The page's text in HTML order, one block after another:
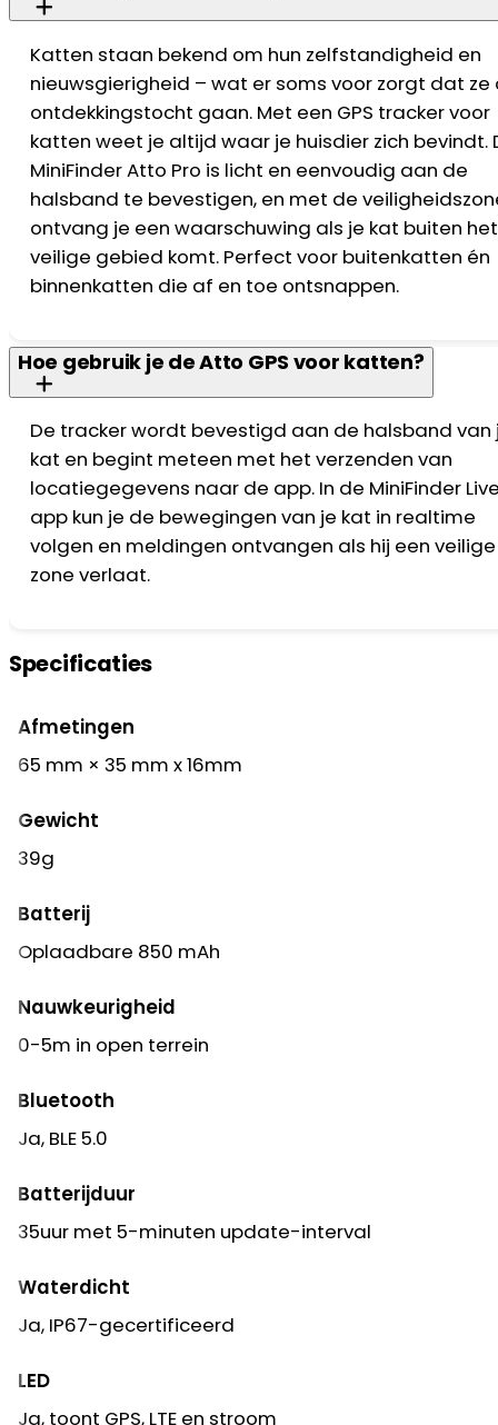
Katten staan bekend om hun zelfstandigheid en
nieuwsgierigheid – wat er soms voor zorgt dat ze
ontdekkingstocht gaan. Met een GPS tracker voor
katten weet je altijd waar je huisdier zich bevindt.
MiniFinder Atto Pro is licht en eenvoudig aan de
halsband te bevestigen, en met de
ontvang je een waarschuwing als je kat buiten het
veilige gebied komt. Perfect voor buitenkatten én
binnenkatten die af en toe ontsnappen.
Hoe gebruik je de Atto GPS voor katten?
De tracker wordt bevestigd aan de halsband van
kat en begint meteen met het verzenden van
locatiegegevens naar de app. In de MiniFinder
app kun je de bewegingen van je kat in realtime
volgen en meldingen ontvangen als hij een veilige
zone verlaat.
Specificaties
Afmetingen
65 mm × 35 mm x 16mm
Gewicht
39g
Batterij
Oplaadbare 850 mAh
Nauwkeurigheid
0-5m in open terrein
Bluetooth
Ja, BLE 5.0
Batterijduur
35uur met 5-minuten update-interval
Waterdicht
Ja, IP67-gecertificeerd
LED
Ja, toont GPS, LTE en stroom